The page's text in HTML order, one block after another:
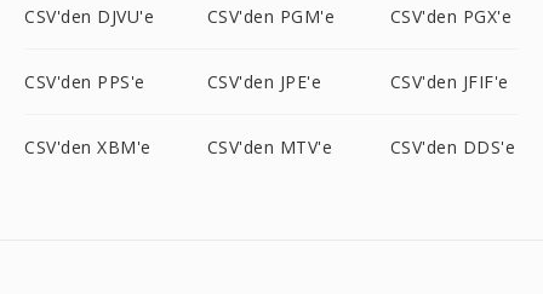
CSV'den DJVU'e CSV'den PGM'e CSV'den PGX'e
CSV'den PPS'e CSV'den JPE'e CSV'den JFIF'e
CSV'den XBM'e CSV'den MTV'e CSV'den DDS'e